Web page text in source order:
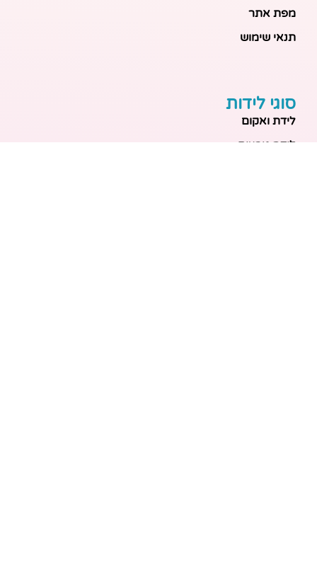
מפת אתר
תנאי שימוש
סוגי לידות
לידת ואקום
לידה טבעית